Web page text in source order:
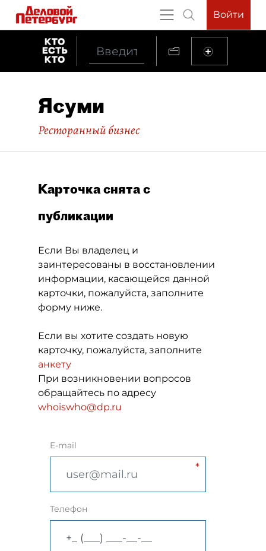
Войти
Ясуми
Ресторанный бизнес
Карточка снята с
публикации
Если Вы владелец и
заинтересованы в восстановлении
информации, касающейся данной
карточки, пожалуйста, заполните
форму ниже.
Если вы хотите создать новую
карточку, пожалуйста, заполните
анкету
При возникновении вопросов
обращайтесь по адресу
whoiswho@dp.ru
E-mail
Телефон